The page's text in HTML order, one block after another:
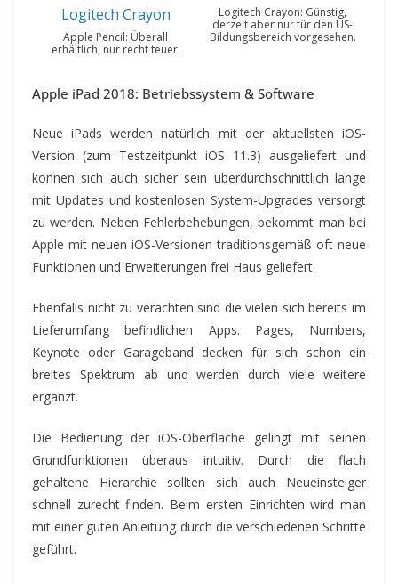
Apple Pencil: Überall
erhältlich, nur recht teuer.
Logitech Crayon: Günstig,
derzeit aber nur für den US-
Bildungsbereich vorgesehen.
Apple iPad 2018: Betriebssystem & Software
Neue iPads werden natürlich mit der aktuellsten iOS-
Version (zum Testzeitpunkt iOS 11.3) ausgeliefert und
können sich auch sicher sein überdurchschnittlich lange
mit Updates und kostenlosen System-Upgrades versorgt
zu werden. Neben Fehlerbehebungen, bekommt man bei
Apple mit neuen iOS-Versionen traditionsgemäß oft neue
Funktionen und Erweiterungen frei Haus geliefert.
Ebenfalls nicht zu verachten sind die vielen sich bereits im
Lieferumfang befindlichen Apps. Pages, Numbers,
Keynote oder Garageband decken für sich schon ein
breites Spektrum ab und werden durch viele weitere
ergänzt.
Die Bedienung der iOS-Oberfläche gelingt mit seinen
Grundfunktionen überaus intuitiv. Durch die flach
gehaltene Hierarchie sollten sich auch Neueinsteiger
schnell zurecht finden. Beim ersten Einrichten wird man
mit einer guten Anleitung durch die verschiedenen Schritte
geführt.